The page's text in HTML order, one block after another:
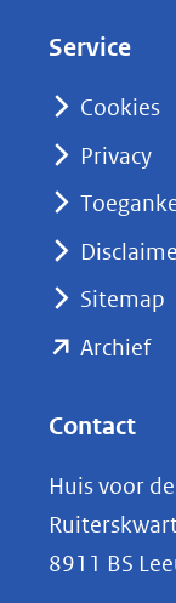
Service
Cookies
Privacy
Sitemap
Archief
Contact
Huis voor
8911 BS